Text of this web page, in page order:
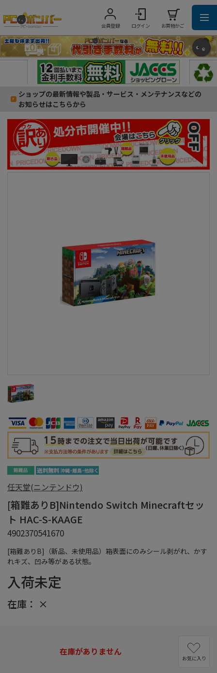
会員登録 ログイン お買物かご
ショップの最新情報や製品・サービス・メンテナンスなどの
お知らせはこちらから
[箱難ありB]（新品、未使用品）箱表面にのみシール剥がれ、かす
れキズ、凹み等がある状態。
任天堂(ニンテンドウ)
[箱難ありB]Nintendo Switch Minecraftセッ
ト HAC-S-KAAGE
4902370541670
入荷未定
在庫： ×
在庫がありません
お気に入り